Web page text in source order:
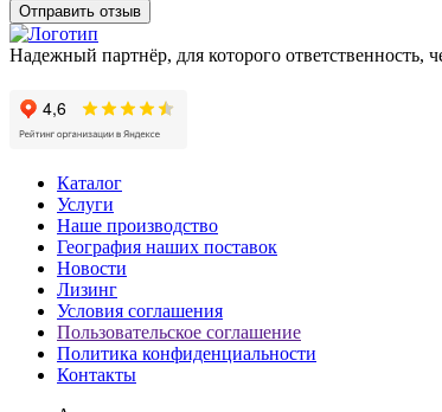
Отправить отзыв
Надежный партнёр, для которого ответственность,
Каталог
Услуги
Наше производство
География наших поставок
Новости
Лизинг
Условия соглашения
Пользовательское соглашение
Политика конфиденциальности
Контакты